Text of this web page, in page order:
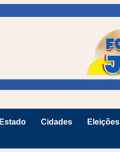
Estado Cidades Eleições